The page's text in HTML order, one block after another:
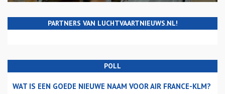
PARTNERS VAN LUCHTVAARTNIEUWS.NL!
POLL
WAT IS EEN GOEDE NIEUWE NAAM VOOR AIR FRANCE-KLM?